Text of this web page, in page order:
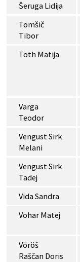
Šeruga Lidija
Tomšič
Tibor
Toth Matija
Varga
Teodor
Vengust Sirk
Melani
Vengust Sirk
Tadej
Vida Sandra
Vohar Matej
Vöröš
Raščan Doris